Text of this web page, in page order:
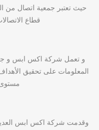
حيث تعتبر جمعية اتصال من
قطاع
و تعمل شركة اكس ابس و
المعلومات على تحقيق
وقدمت شركة اكس ابس